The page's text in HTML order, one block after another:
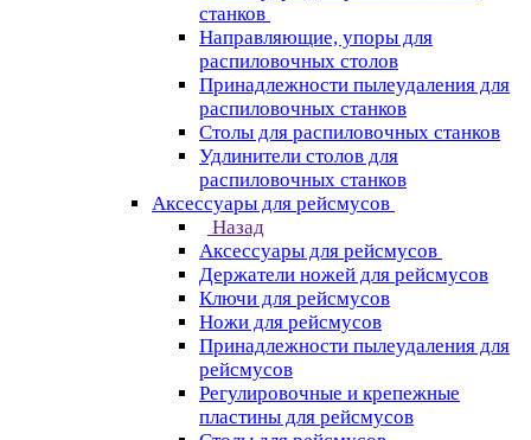
станков
Направляющие, упоры для
распиловочных столов
Принадлежности пылеудаления для
распиловочных станков
Столы для распиловочных станков
Удлинители столов для
распиловочных станков
Аксессуары для рейсмусов
Назад
Аксессуары для рейсмусов
Держатели ножей для рейсмусов
Ключи для рейсмусов
Ножи для рейсмусов
Принадлежности пылеудаления для
рейсмусов
Регулировочные и крепежные
пластины для рейсмусов